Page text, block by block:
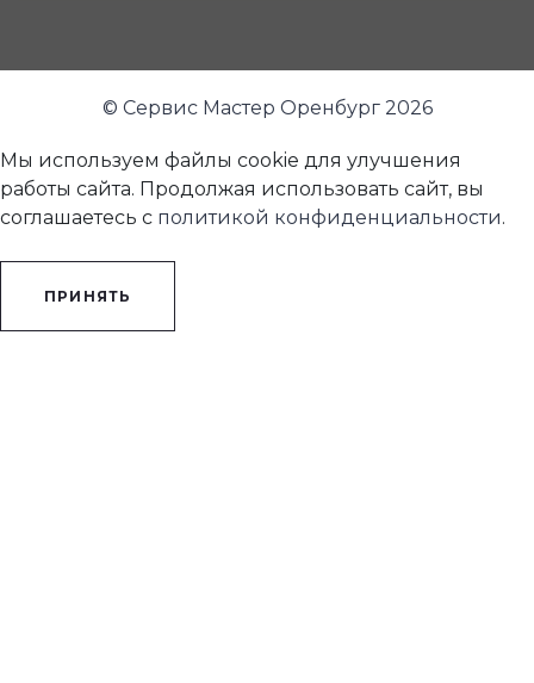
© Сервис Мастер Оренбург 2026
Мы используем файлы cookie для улучшения
работы сайта. Продолжая использовать сайт, вы
соглашаетесь с политикой конфиденциальности.
ПРИНЯТЬ